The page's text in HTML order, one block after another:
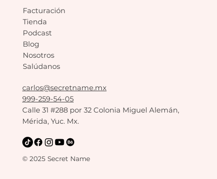
carlos@secretname.mx
999-259-54-05
Calle 31 #288 por 32 Colonia Miguel Alemán,
Mérida, Yuc. Mx.
Facturación
Tienda
Podcast
Blog
Nosotros
Salúdanos
© 2025 Secret Name